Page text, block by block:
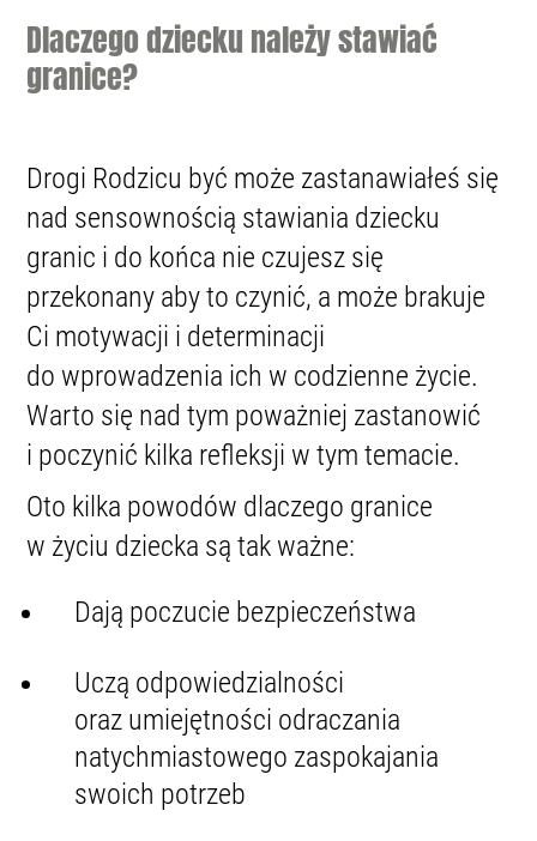
Dlaczego dziecku należy stawiać
granice?
Drogi Rodzicu być może zastanawiałeś się
nad sensownością stawiania dziecku
granic i do końca nie czujesz się
przekonany aby to czynić, a może brakuje
Ci motywacji i determinacji
do wprowadzenia ich w codzienne życie.
Warto się nad tym poważniej zastanowić
i poczynić kilka refleksji w tym temacie.
Oto kilka powodów dlaczego granice
w życiu dziecka są tak ważne:
Dają poczucie bezpieczeństwa
Uczą odpowiedzialności
oraz umiejętności odraczania
natychmiastowego zaspokajania
swoich potrzeb